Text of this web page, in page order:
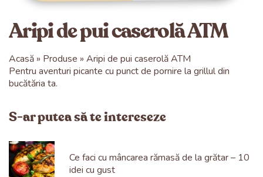
Aripi de pui caserolă ATM
Acasă Produse
Aripi de pui caserolă ATM
Pentru aventuri picante cu punct de pornire la grillul din
bucătăria ta.
S-ar putea să te intereseze
Ce faci cu mâncarea rămasă de la grătar – 10
idei cu gust